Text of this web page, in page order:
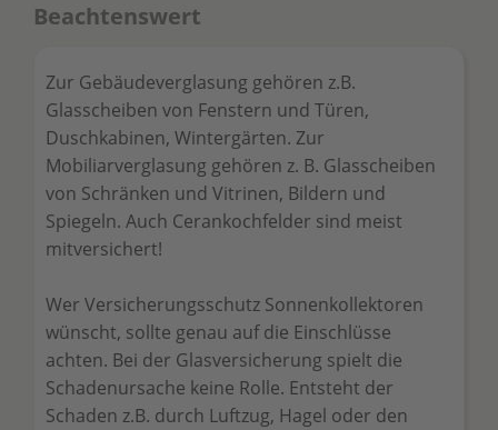
Beachtenswert
Zur Gebäudeverglasung gehören z.B.
Glasscheiben von Fenstern und Türen,
Duschkabinen, Wintergärten. Zur
Mobiliarverglasung gehören z. B. Glasscheiben
von Schränken und Vitrinen, Bildern und
Spiegeln. Auch Cerankochfelder sind meist
mitversichert!
Wer Versicherungsschutz Sonnenkollektoren
wünscht, sollte genau auf die Einschlüsse
achten. Bei der Glasversicherung spielt die
Schadenursache keine Rolle. Entsteht der
Schaden z.B. durch Luftzug, Hagel oder den